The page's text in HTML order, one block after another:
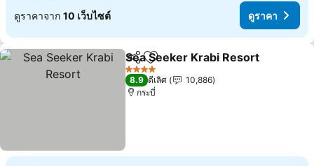
ดูราคาจาก 10 เว็บไซต์ ดูราคา
แชร์ เพิ่มในรายการโปรด
Sea Seeker Krabi Resort
4 ดาว
8.9 ดีเลิศ
10,886
กระบี่